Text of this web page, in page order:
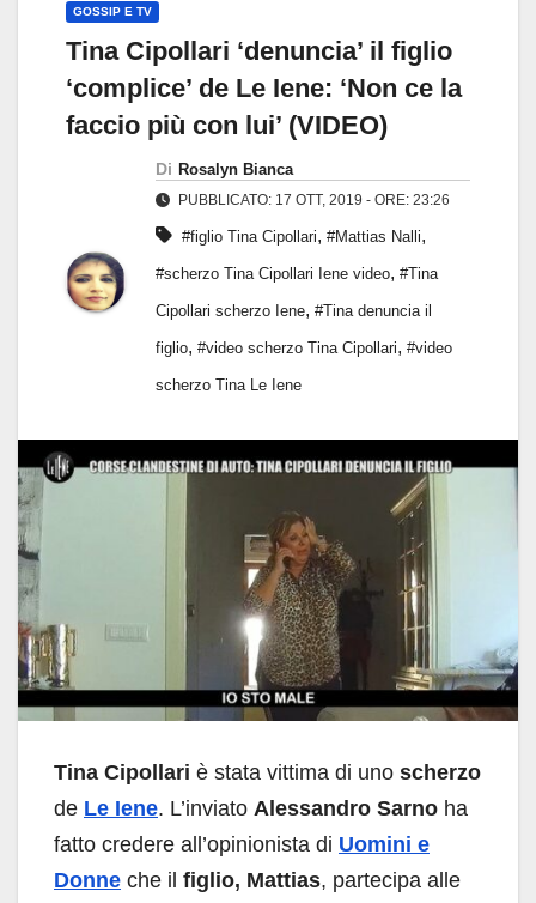
GOSSIP E TV
Tina Cipollari ‘denuncia’ il figlio
‘complice’ de Le Iene: ‘Non ce la
faccio più con lui’ (VIDEO)
Di Rosalyn Bianca
PUBBLICATO: 17 OTT, 2019 - ORE: 23:26
#figlio Tina Cipollari, #Mattias Nalli,
#scherzo Tina Cipollari Iene video, #Tina
Cipollari scherzo Iene, #Tina denuncia il
figlio, #video scherzo Tina Cipollari, #video
scherzo Tina Le Iene
Tina Cipollari è stata vittima di uno scherzo
de Le Iene. L’inviato Alessandro Sarno ha
fatto credere all’opinionista di Uomini e
Donne che il figlio, Mattias, partecipa alle